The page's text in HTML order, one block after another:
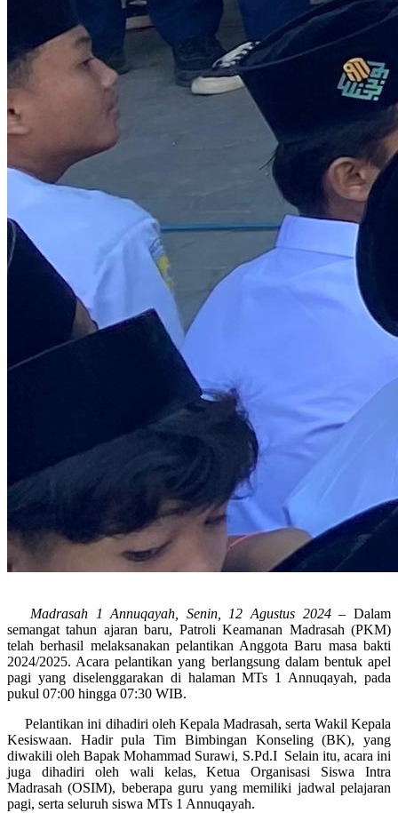
Madrasah 1 Annuqayah, Senin, 12 Agustus 2024– Dalam
semangat tahun ajaran baru, Patroli Keamanan Madrasah (PKM)
telah berhasil melaksanakan pelantikan Anggota Baru masa bakti
2024/2025. Acara pelantikan yang berlangsung dalam bentuk apel
pagi yang diselenggarakan di halaman MTs 1 Annuqayah, pada
pukul 07:00 hingga 07:30 WIB.
Pelantikan ini dihadiri oleh Kepala Madrasah, serta Wakil Kepala
Kesiswaan. Hadir pula Tim Bimbingan Konseling (BK), yang
diwakili oleh Bapak Mohammad Surawi, S.Pd.I Selain itu, acara ini
juga dihadiri oleh wali kelas, Ketua Organisasi Siswa Intra
Madrasah (OSIM), beberapa guru yang memiliki jadwal pelajaran
pagi, serta seluruh siswa MTs 1 Annuqayah.